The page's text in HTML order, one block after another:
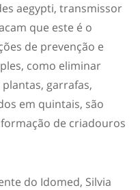
aegypti, transmissor
que este é o
de prevenção e
como eliminar
garrafas,
em quintais, são
de criadouros
do Idomed, Silvia